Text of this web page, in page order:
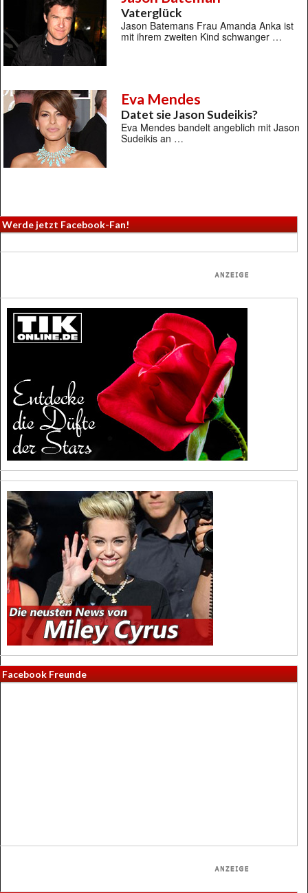
Vaterglück
Jason Batemans Frau Amanda Anka ist
mit ihrem zweiten Kind schwanger …
Eva Mendes
Datet sie Jason Sudeikis?
Eva Mendes bandelt angeblich mit Jason
Sudeikis an …
Werde jetzt Facebook-Fan!
Facebook Freunde